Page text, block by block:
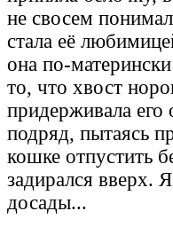
не свосем
стала её
она по-
то, что хвост
придерживала его
подряд, пытаясь
кошке отпустить
задирался вверх.
досады...